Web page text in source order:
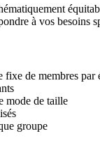
à vos besoins
fixe de membres par
mode de taille
groupe